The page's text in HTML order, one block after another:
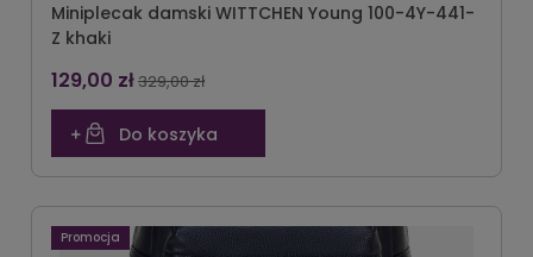
Miniplecak damski WITTCHEN Young 100-4Y-441-
Z khaki
129,00 zł329,00 zł
Do koszyka
Promocja